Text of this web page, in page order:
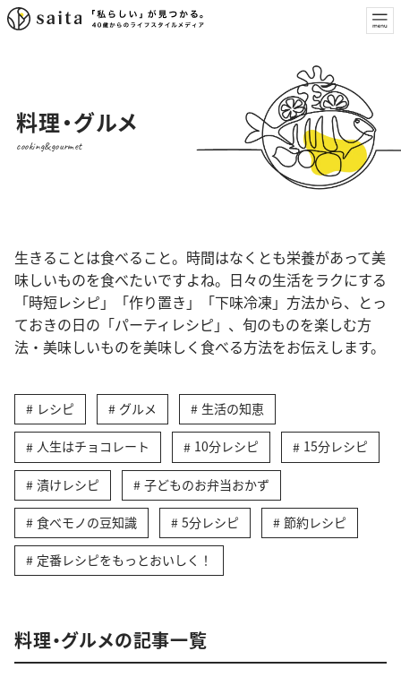
料理・グルメ
cooking&gourmet
生きることは食べること。時間はなくとも栄養があって美
味しいものを食べたいですよね。日々の生活をラクにする
「時短レシピ」「作り置き」「下味冷凍」方法から、とっ
ておきの日の「パーティレシピ」、旬のものを楽しむ方
法・美味しいものを美味しく食べる方法をお伝えします。
レシピ グルメ 生活の知恵
人生はチョコレート 10分レシピ 15分レシピ
漬けレシピ 子どものお弁当おかず
食べモノの豆知識 5分レシピ 節約レシピ
定番レシピをもっとおいしく！
料理・グルメの記事一覧